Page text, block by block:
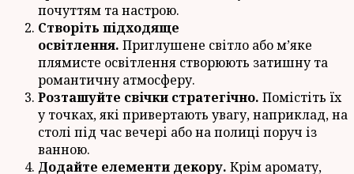
почуттям та настрою.
Створіть підходяще
освітлення. Приглушене світло або м’яке
плямисте освітлення створюють затишну та
романтичну атмосферу.
Розташуйте свічки стратегічно. Помістіть їх
у точках, які привертають увагу, наприклад, на
столі під час вечері або на полиці поруч із
ванною.
Додайте елементи декору. Крім аромату,